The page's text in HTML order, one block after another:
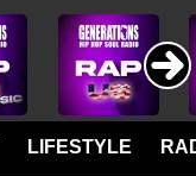
LIFESTYLE